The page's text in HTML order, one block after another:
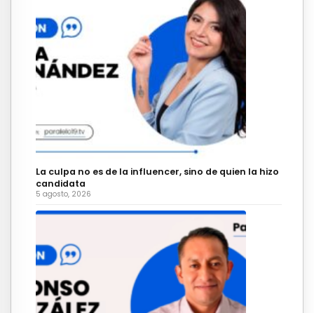
La culpa no es de la influencer, sino de quien la hizo
candidata
5 agosto, 2026